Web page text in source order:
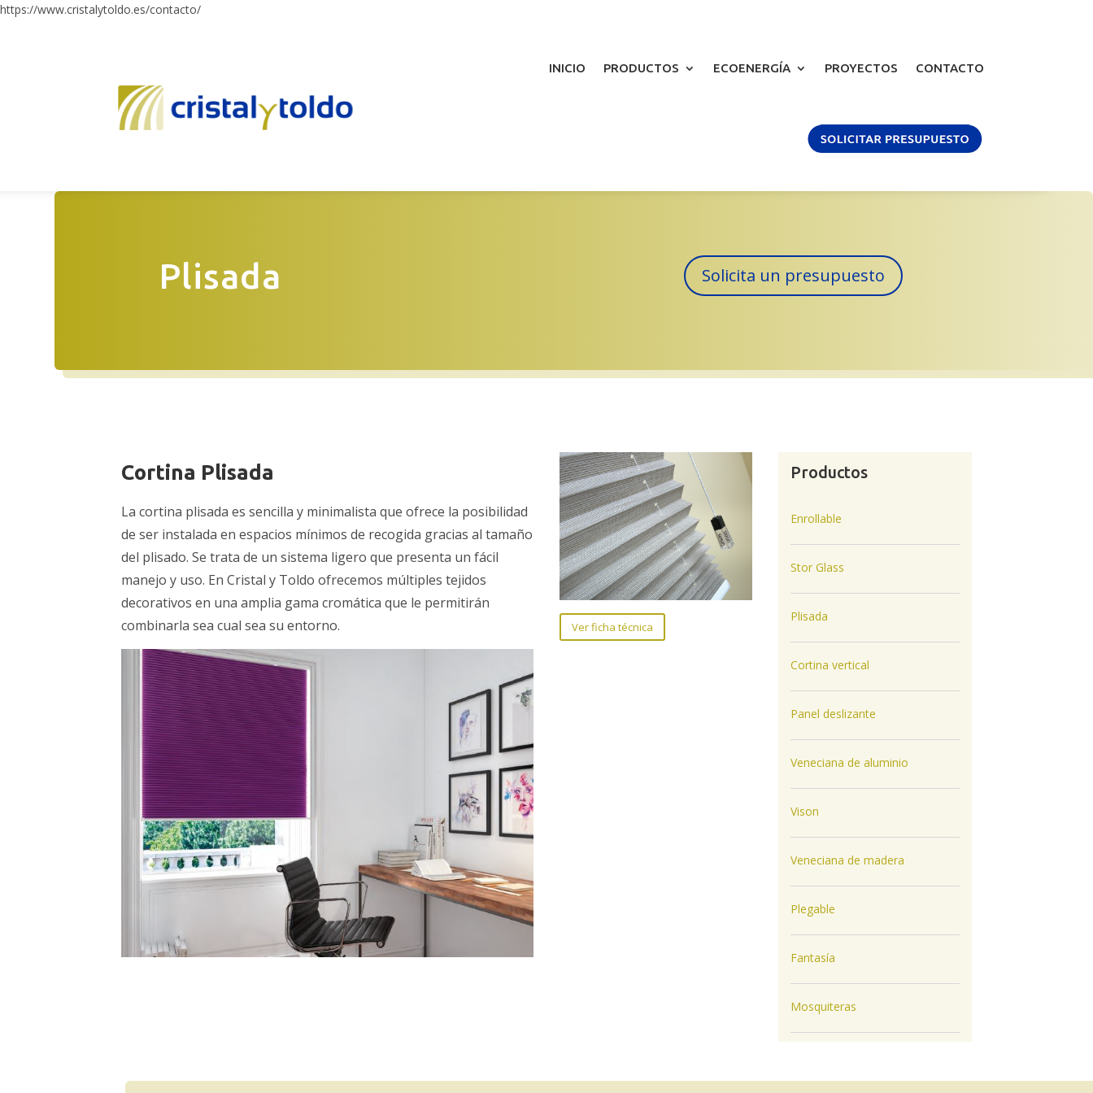
https://www.cristalytoldo.es/contacto/
INICIO PRODUCTOS ECOENERGÍA PROYECTOS CONTACTO
Plisada Solicita un presupuesto
Cortina Plisada
La cortina plisada es sencilla y minimalista que ofrece la posibilidad
de ser instalada en espacios mínimos de recogida gracias al tamaño
del plisado. Se trata de un sistema ligero que presenta un fácil
manejo y uso. En Cristal y Toldo ofrecemos múltiples tejidos
decorativos en una amplia gama cromática que le permitirán
combinarla sea cual sea su entorno.
Ver ficha técnica
Productos
Enrollable
Stor Glass
Plisada
Cortina vertical
Panel deslizante
Veneciana de aluminio
Vison
Veneciana de madera
Plegable
Fantasía
Mosquiteras